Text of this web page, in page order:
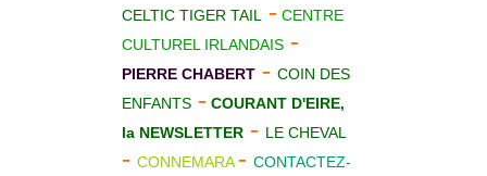
CELTIC TIGER TAIL - CENTRE
CULTUREL IRLANDAIS -
PIERRE CHABERT - COIN DES
ENFANTS - COURANT D'EIRE,
la NEWSLETTER - LE CHEVAL
- CONNEMARA - CONTACTEZ-